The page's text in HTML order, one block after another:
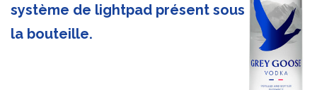
système de lightpad présent sous
la bouteille.